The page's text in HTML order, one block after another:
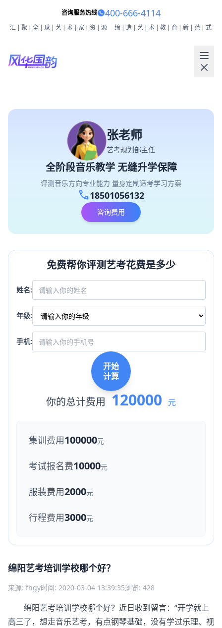
咨询服务热线 400-666-4114
汇|聚|全|球|艺|术|家|资|源 缔|造|艺|术|教|育|新|范|式
张老师
艺考规划部主任
全阶段音乐教学 无缝升学保障
评测音乐方向专业能力 量身定制适考学习方案
call18501056132
咨询费用
免费帮你评测艺考花费是多少
姓名:
年级:
手机:
开始
计算
你的总计费用 120000 元
集训费用100000元
考试报名费10000元
服装费用2000元
行程费用3000元
绵阳艺考培训学校哪个好？
来源: fhgy时间: 2020-03-04 13:39:35浏览: 428
绵阳艺考培训学校哪个好？近日收到留言：“开学就上
高三了，想走音乐艺考，有点钢琴基础，没有学过乐理、视